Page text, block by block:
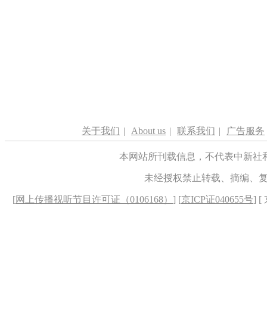
关于我们 | About us | 联系我们 | 广告服务
本网站所刊载信息，不代表中新
未经授权禁止转载、摘编、
[网上传播视听节目许可证（0106168） ] [京ICP证040655号] [